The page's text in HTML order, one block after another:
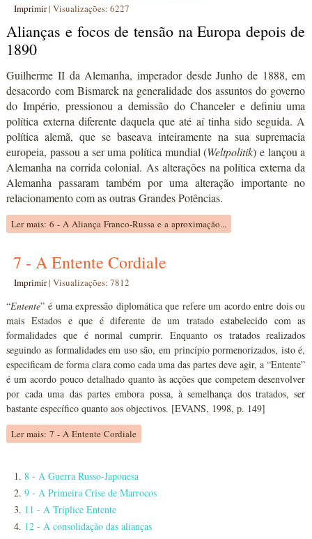
Imprimir|Visualizações: 6227
Alianças e focos de tensão na Europa depois de
1890
Guilherme II da Alemanha, imperador desde Junho de 1888, em
desacordo com Bismarck na generalidade dos assuntos do governo
do Império, pressionou a demissão do Chanceler e definiu uma
política externa diferente daquela que até aí tinha sido seguida. A
política alemã, que se baseava inteiramente na sua supremacia
europeia, passou a ser uma política mundial (Weltpolitik) e lançou a
Alemanha na corrida colonial. As alterações na política externa da
Alemanha passaram também por uma alteração importante no
relacionamento com as outras Grandes Potências.
Ler mais: 6 - A Aliança Franco-Russa e a aproximação...
7 - A Entente Cordiale
Imprimir|Visualizações: 7812
“Entente” é uma expressão diplomática que refere um acordo entre dois ou
mais Estados e que é diferente de um tratado estabelecido com as
formalidades que é normal cumprir. Enquanto os tratados realizados
seguindo as formalidades em uso são, em princípio pormenorizados, isto é,
especificam de forma clara como cada uma das partes deve agir, a “Entente”
é um acordo pouco detalhado quanto às acções que competem desenvolver
por cada uma das partes embora possa, à semelhança dos tratados, ser
bastante específico quanto aos objectivos. [EVANS, 1998, p. 149]
Ler mais: 7 - A Entente Cordiale
8 - A Guerra Russo-Japonesa
9 - A Primeira Crise de Marrocos
11 - A Tríplice Entente
12 - A consolidação das alianças